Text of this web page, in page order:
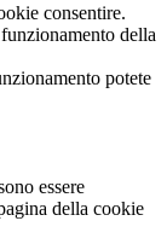
consentire.
della
potete
essere
della cookie